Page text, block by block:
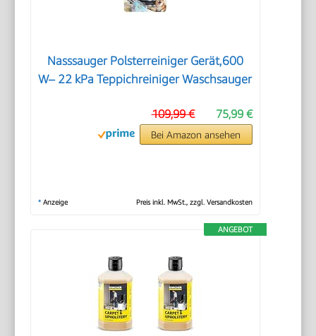
Nasssauger Polsterreiniger Gerät,600
W– 22 kPa Teppichreiniger Waschsauger
75,99 €
109,99 €
Bei Amazon ansehen
* Anzeige Preis inkl. MwSt., zzgl. Versandkosten
ANGEBOT